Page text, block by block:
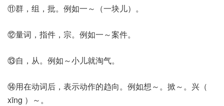
⑪群，组，批。例如一～（一块儿）。
⑫量词，指件，宗。例如一～案件。
⑬自，从。例如～小儿就淘气。
⑭用在动词后，表示动作的趋向。例如想～。掀～。兴（
xīng ）～。